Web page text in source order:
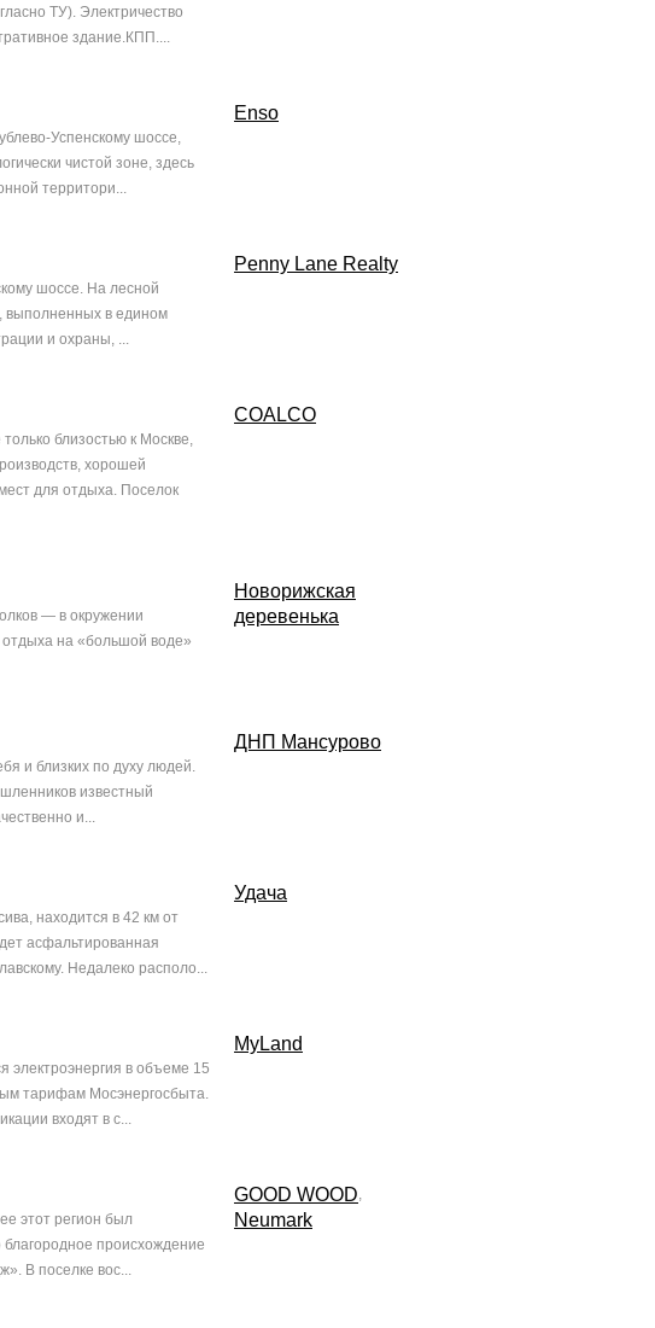
ТУ). Электричество
здание.КПП....
Успенскому шоссе,
чистой зоне, здесь
территори...
Enso
шоссе. На лесной
выполненных в едином
и охраны, ...
Penny Lane Realty
близостью к Москве,
хорошей
для отдыха. Поселок
COALCO
— в окружении
отдыха на «большой воде»
Новорижская
деревенька
и близких по духу людей.
известный
и...
ДНП Мансурово
находится в 42 км от
асфальтированная
Недалеко располо...
Удача
электроэнергия в объеме 15
тарифам Мосэнергосбыта.
входят в с...
MyLand
этот регион был
происхождение
В поселке вос...
GOOD WOOD,
Neumark